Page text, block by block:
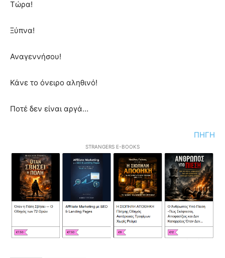
Τώρα!
Ξύπνα!
Αναγεννήσου!
Κάνε το όνειρο αληθινό!
Ποτέ δεν είναι αργά…
ΠΗΓΗ
STRANGERS E-BOOKS